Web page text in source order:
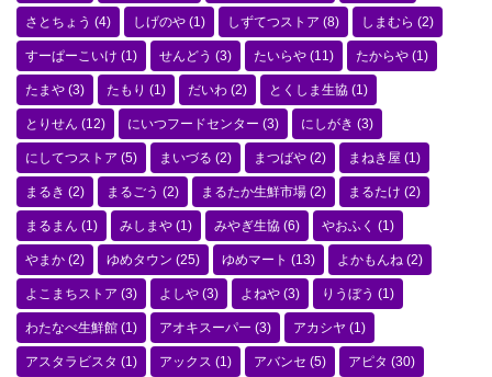
さとちょう (4) しげのや (1) しずてつストア (8) しまむら (2)
すーぱーこいけ (1) せんどう (3) たいらや (11) たからや (1)
たまや (3) たもり (1) だいわ (2) とくしま生協 (1)
とりせん (12) にいつフードセンター (3) にしがき (3)
にしてつストア (5) まいづる (2) まつばや (2) まねき屋 (1)
まるき (2) まるごう (2) まるたか生鮮市場 (2) まるたけ (2)
まるまん (1) みしまや (1) みやぎ生協 (6) やおふく (1)
やまか (2) ゆめタウン (25) ゆめマート (13) よかもんね (2)
よこまちストア (3) よしや (3) よねや (3) りうぼう (1)
わたなべ生鮮館 (1) アオキスーパー (3) アカシヤ (1)
アスタラビスタ (1) アックス (1) アバンセ (5) アピタ (30)